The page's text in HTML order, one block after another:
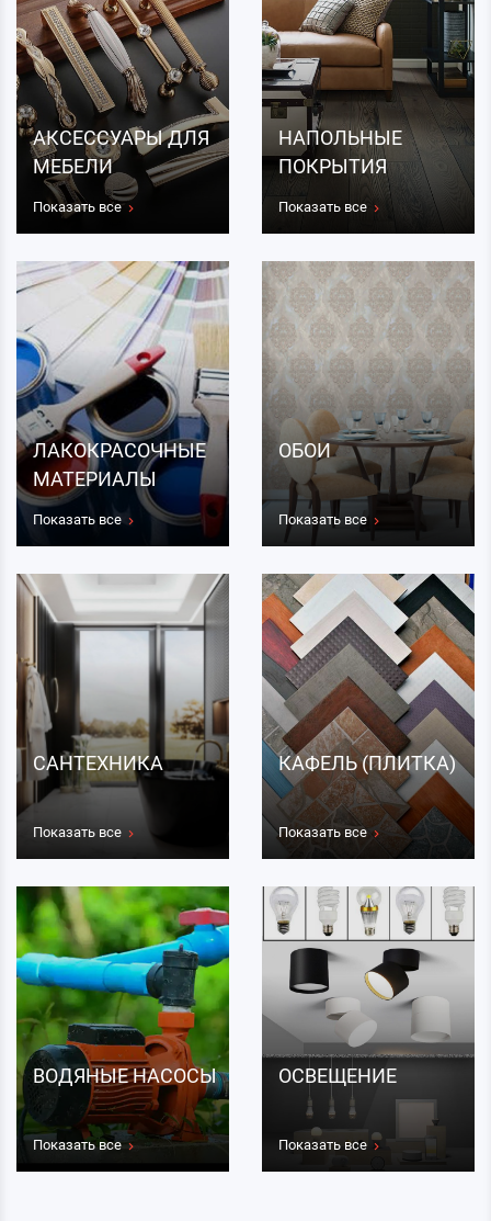
АКСЕССУАРЫ ДЛЯ
МЕБЕЛИ
Показать все
НАПОЛЬНЫЕ
ПОКРЫТИЯ
Показать все
ЛАКОКРАСОЧНЫЕ
МАТЕРИАЛЫ
Показать все
ОБОИ
Показать все
САНТЕХНИКА
Показать все
КАФЕЛЬ (ПЛИТКА)
Показать все
ВОДЯНЫЕ НАСОСЫ
Показать все
ОСВЕЩЕНИЕ
Показать все